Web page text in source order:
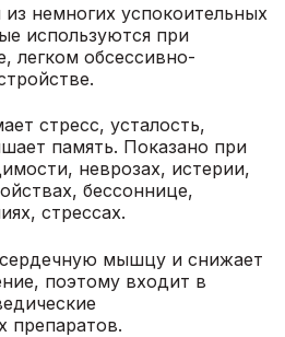
немногих успокоительных
используются при
легком обсессивно-
стресс, усталость,
память. Показано при
неврозах, истерии,
бессоннице,
стрессах.
сердечную мышцу и снижает
поэтому входит в
препаратов.